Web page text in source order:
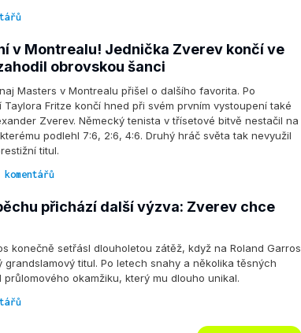
v Montrealu! Jednička Zverev končí ve
obrovskou šanci
Masters v Montrealu přišel o dalšího favorita. Po
Fritze končí hned při svém prvním vystoupení také
Zverev. Německý tenista v třísetové bitvě nestačil na
podlehl 7:6, 2:6, 4:6. Druhý hráč světa tak nevyužil
titul.
komentářů
přichází další výzva: Zverev chce
konečně setřásl dlouholetou zátěž, když na Roland Garros
grandslamový titul. Po letech snahy a několika těsných
okamžiku, který mu dlouho unikal.